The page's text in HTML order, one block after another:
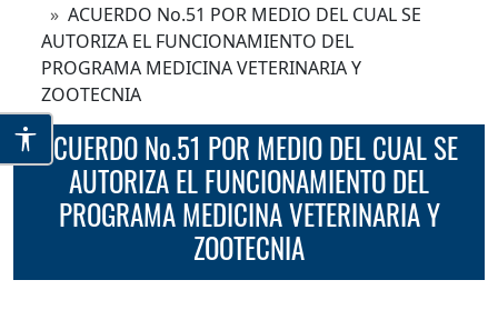
ACUERDO No.51 POR MEDIO DEL CUAL SE
AUTORIZA EL FUNCIONAMIENTO DEL
PROGRAMA MEDICINA VETERINARIA Y
ZOOTECNIA
AUTORIZA EL FUNCIONAMIENTO DEL
PROGRAMA MEDICINA VETERINARIA Y
ZOOTECNIA